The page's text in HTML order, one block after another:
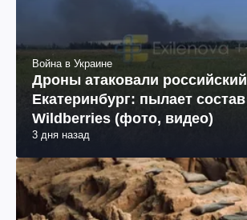
Война в Украине
Дроны атаковали российский
Екатеринбург: пылает состав
Wildberries (фото, видео)
3 дня назад